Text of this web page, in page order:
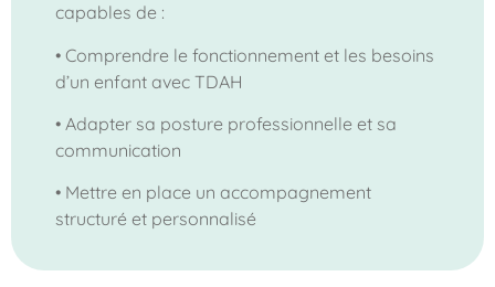
capables de :
• Comprendre le fonctionnement et les besoins
d’un enfant avec TDAH
• Adapter sa posture professionnelle et sa
communication
• Mettre en place un accompagnement
structuré et personnalisé